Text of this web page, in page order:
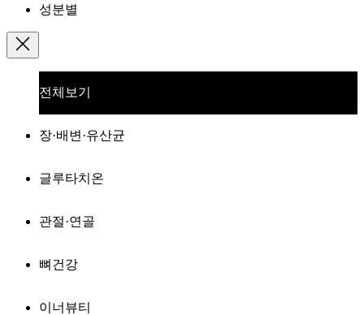
성분별
전체보기
장·배변·유산균
글루타치온
관절·연골
뼈건강
이너뷰티